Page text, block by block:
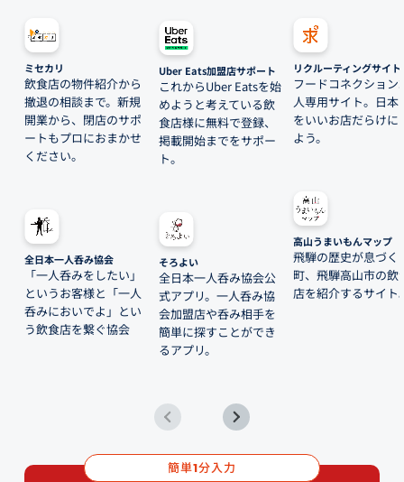
ミセカリ
飲食店の物件紹介から
撤退の相談まで。新規
開業から、閉店のサポ
ートもプロにおまかせ
ください。
全日本一人呑み協会
「一人呑みをしたい」
というお客様と「一人
呑みにおいでよ」とい
う飲食店を繋ぐ協会
Uber Eats加盟店サポート
これからUber Eatsを始
めようと考えている飲
食店様に無料で登録、
掲載開始までをサポー
ト。
そろよい
全日本一人呑み協会公
式アプリ。一人呑み協
会加盟店や呑み相手を
簡単に探すことができ
るアプリ。
リクルーティングサイト
フードコネクション
人専用サイト。日本
をいいお店だらけに
よう。
高山うまいもんマップ
飛騨の歴史が息づく
町、飛騨高山市の飲
店を紹介するサイト
簡単1分入力